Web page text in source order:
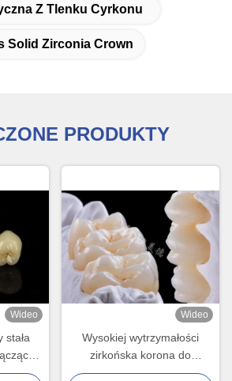
Z Tlenku Cyrkonu
Solid Zirconia Crown
PRODUKTY
Wideo
stała
Wideo
Wysokiej wytrzymałości
zirkońska korona do
wymiany pojedynczych lub